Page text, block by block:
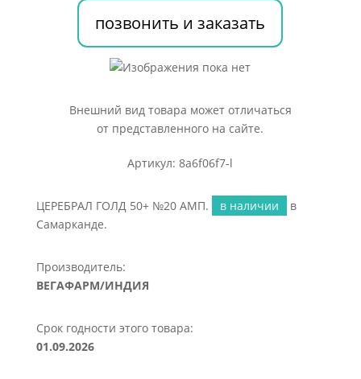
позвонить и заказать
Внешний вид товара может отличаться
от представленного на сайте.
Артикул: 8a6f06f7-l
ЦЕРЕБРАЛ ГОЛД 50+ №20 АМП. в наличии
в
Самарканде.
Производитель:
ВЕГАФАРМ/ИНДИЯ
Срок годности этого товара:
01.09.2026